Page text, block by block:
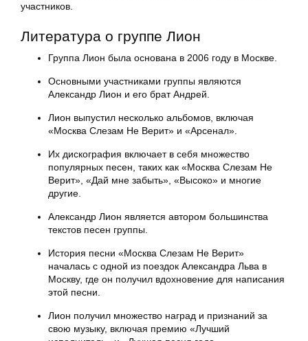
участников.
Литература о группе Лион
Группа Лион была основана в 2006 году в Москве.
Основными участниками группы являются
Александр Лион и его брат Андрей.
Лион выпустил несколько альбомов, включая
«Москва Слезам Не Верит» и «Арсенал».
Их дискография включает в себя множество
популярных песен, таких как «Москва Слезам Не
Верит», «Дай мне забыть», «Высоко» и многие
другие.
Александр Лион является автором большинства
текстов песен группы.
История песни «Москва Слезам Не Верит»
началась с одной из поездок Александра Льва в
Москву, где он получил вдохновение для написания
этой песни.
Лион получил множество наград и признаний за
свою музыку, включая премию «Лучший